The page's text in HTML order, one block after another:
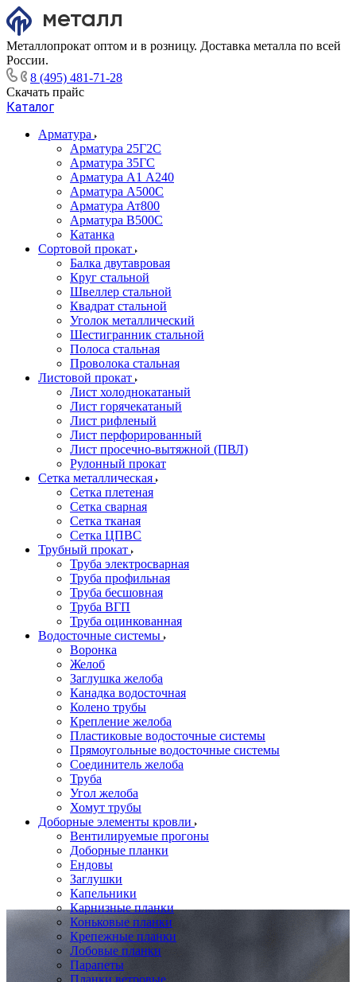
Металлопрокат оптом и в розницу. Доставка металла по всей
России.
8 (495) 481-71-28
Скачать прайс
Каталог
Арматура
Арматура 25Г2С
Арматура 35ГС
Арматура А1 А240
Арматура А500С
Арматура Ат800
Арматура В500С
Катанка
Сортовой прокат
Балка двутавровая
Круг стальной
Швеллер стальной
Квадрат стальной
Уголок металлический
Шестигранник стальной
Полоса стальная
Проволока стальная
Листовой прокат
Лист холоднокатаный
Лист горячекатаный
Лист рифленый
Лист перфорированный
Лист просечно-вытяжной (ПВЛ)
Рулонный прокат
Сетка металлическая
Сетка плетеная
Сетка сварная
Сетка тканая
Сетка ЦПВС
Трубный прокат
Труба электросварная
Труба профильная
Труба бесшовная
Труба ВГП
Труба оцинкованная
Водосточные системы
Воронка
Желоб
Заглушка желоба
Канадка водосточная
Колено трубы
Крепление желоба
Пластиковые водосточные системы
Прямоугольные водосточные системы
Соединитель желоба
Труба
Угол желоба
Хомут трубы
Доборные элементы кровли
Вентилируемые прогоны
Доборные планки
Ендовы
Заглушки
Капельники
Карнизные планки
Коньковые планки
Крепежные планки
Лобовые планки
Парапеты
Планки ветровые